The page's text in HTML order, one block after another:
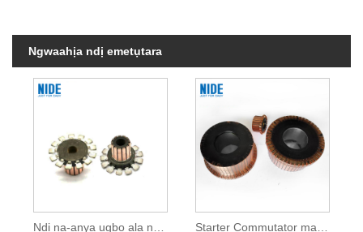
Ngwaahịa ndị emetụtara